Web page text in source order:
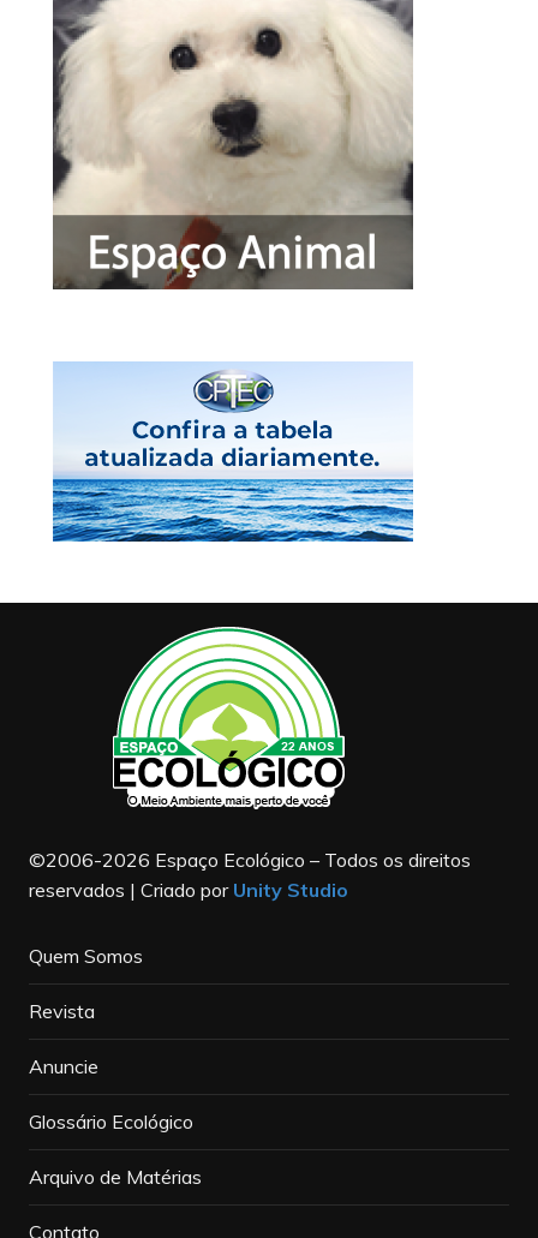
©2006-2026 Espaço Ecológico – Todos os direitos
reservados | Criado por Unity Studio
Quem Somos
Revista
Anuncie
Glossário Ecológico
Arquivo de Matérias
Contato